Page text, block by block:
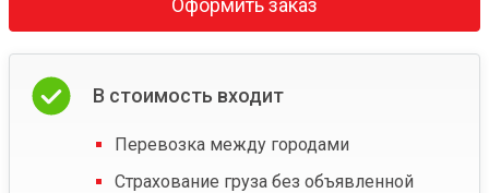
Оформить заказ
В стоимость входит
Перевозка между городами
Страхование груза без объявленной